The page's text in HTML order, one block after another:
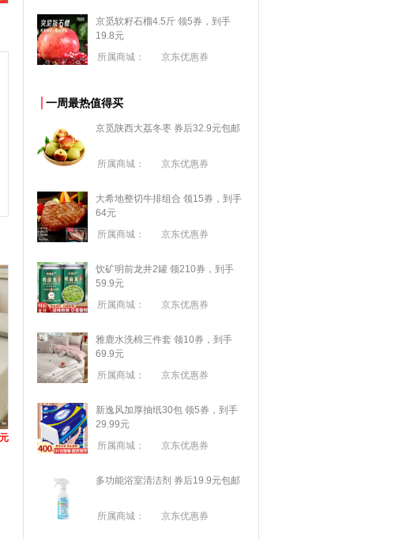
京觅软籽石榴4.5斤 领5券，到手
19.8元
所属商城：
京东优惠券
一周最热值得买
京觅陕西大荔冬枣 券后32.9元包邮
所属商城： 京东优惠券
大希地整切牛排组合 领15券，到手
64元
所属商城：
京东优惠券
饮矿明前龙井2罐 领210券，到手
59.9元
所属商城：
京东优惠券
雅鹿水洗棉三件套 领10券，到手
69.9元
所属商城：
京东优惠券
新逸风加厚抽纸30包 领5券，到手
29.99元
所属商城：
京东优惠券
多功能浴室清洁剂 券后19.9元包邮
所属商城： 京东优惠券